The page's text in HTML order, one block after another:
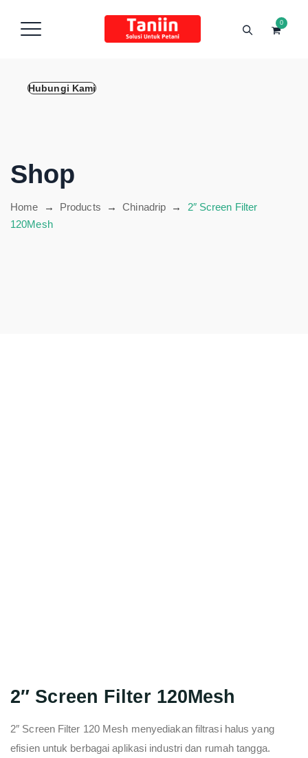
Hubungi Kami
0
Shop
Home → Products →Chinadrip → 2″ Screen Filter
120Mesh
2″ Screen Filter 120Mesh
2″ Screen Filter 120 Mesh menyediakan filtrasi halus yang
efisien untuk berbagai aplikasi industri dan rumah tangga.